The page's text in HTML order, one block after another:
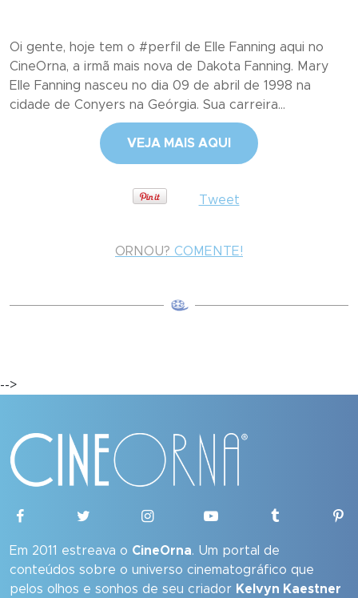
Oi gente, hoje tem o #perfil de Elle Fanning aqui no
CineOrna, a irmã mais nova de Dakota Fanning. Mary
Elle Fanning nasceu no dia 09 de abril de 1998 na
cidade de Conyers na Geórgia. Sua carreira...
VEJA MAIS AQUI
Tweet
ORNOU? COMENTE!
-->
Em 2011 estreava o CineOrna. Um portal de
conteúdos sobre o universo cinematográfico que
pelos olhos e sonhos de seu criador Kelvyn Kaestner